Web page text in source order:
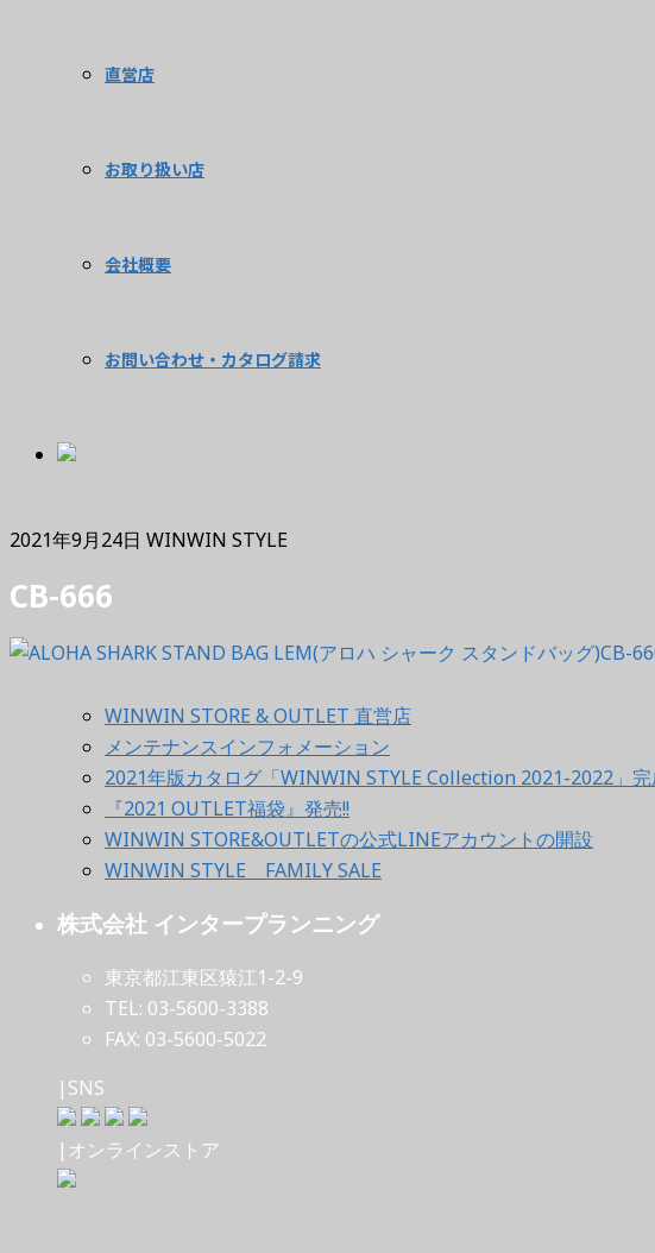
直営店
お取り扱い店
会社概要
お問い合わせ・カタログ請求
2021年9月24日 WINWIN STYLE
CB-666
WINWIN STORE & OUTLET 直営店
メンテナンスインフォメーション
2021年版カタログ「WINWIN STYLE Collection 2021-2022」完
『2021 OUTLET福袋』発売!!
WINWIN STORE&OUTLETの公式LINEアカウントの開設
WINWIN STYLE FAMILY SALE
株式会社 インタープランニング
東京都江東区猿江1-2-9
TEL: 03-5600-3388
FAX: 03-5600-5022
|SNS
|オンラインストア